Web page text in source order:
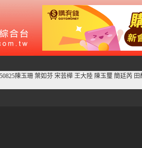
陳玉珊 葉如芬 宋芸樺 王大陸 陳玉璽 簡廷芮